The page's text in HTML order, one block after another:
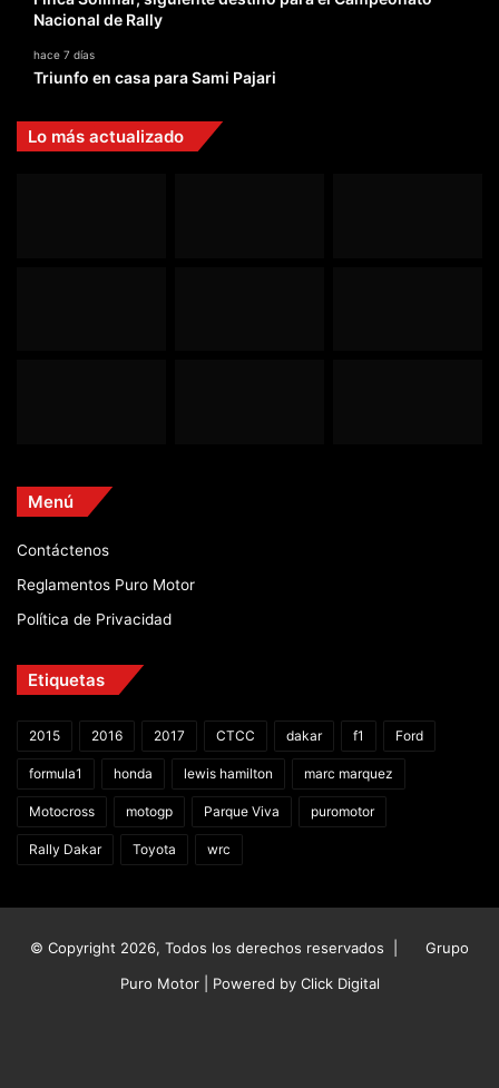
Nacional de Rally
hace 7 días
Triunfo en casa para Sami Pajari
Lo más actualizado
Menú
Contáctenos
Reglamentos Puro Motor
Política de Privacidad
Etiquetas
2015 2016 2017 CTCC dakar f1 Ford
formula1 honda lewis hamilton marc marquez
Motocross motogp Parque Viva puromotor
Rally Dakar Toyota wrc
© Copyright 2026, Todos los derechos reservados |
Grupo
Puro Motor | Powered by Click Digital